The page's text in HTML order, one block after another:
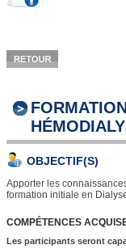
OBJECTIF(S)
Apporter les
formation initiale en
COMPÉTENCES
Les participants seront